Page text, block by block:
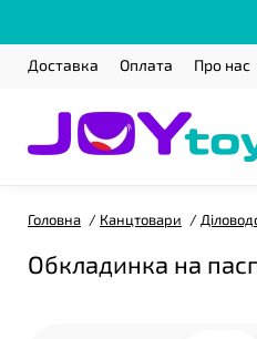
Доставка Оплата Про нас
Головна Канцтовари
Обкладинка на